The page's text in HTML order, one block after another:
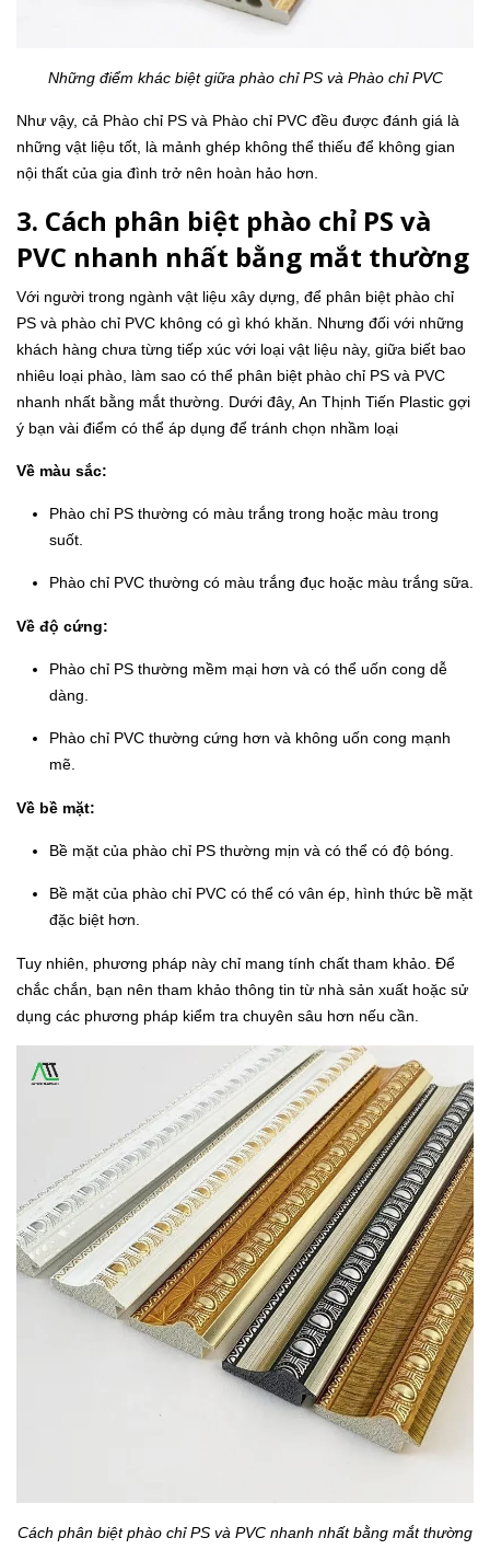
Những điểm khác biệt giữa phào chỉ PS và Phào chỉ PVC
Như vậy, cả Phào chỉ PS và Phào chỉ PVC đều được đánh giá là
những vật liệu tốt, là mảnh ghép không thể thiếu để không gian
nội thất của gia đình trở nên hoàn hảo hơn.
3. Cách phân biệt phào chỉ PS và
PVC nhanh nhất bằng mắt thường
Với người trong ngành vật liệu xây dựng, để phân biệt phào chỉ
PS và phào chỉ PVC không có gì khó khăn. Nhưng đối với những
khách hàng chưa từng tiếp xúc với loại vật liệu này, giữa biết bao
nhiêu loại phào, làm sao có thể phân biệt phào chỉ PS và PVC
nhanh nhất bằng mắt thường. Dưới đây, An Thịnh Tiến Plastic gợi
ý bạn vài điểm có thể áp dụng để tránh chọn nhầm loại
Về màu sắc:
Phào chỉ PS thường có màu trắng trong hoặc màu trong
suốt.
Phào chỉ PVC thường có màu trắng đục hoặc màu trắng sữa.
Về độ cứng:
Phào chỉ PS thường mềm mại hơn và có thể uốn cong dễ
dàng.
Phào chỉ PVC thường cứng hơn và không uốn cong mạnh
mẽ.
Về bề mặt:
Bề mặt của phào chỉ PS thường mịn và có thể có độ bóng.
Bề mặt của phào chỉ PVC có thể có vân ép, hình thức bề mặt
đặc biệt hơn.
Tuy nhiên, phương pháp này chỉ mang tính chất tham khảo. Để
chắc chắn, bạn nên tham khảo thông tin từ nhà sản xuất hoặc sử
dụng các phương pháp kiểm tra chuyên sâu hơn nếu cần.
Cách phân biệt phào chỉ PS và PVC nhanh nhất bằng mắt thường